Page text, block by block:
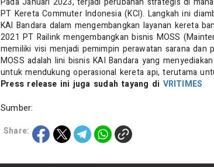
PT Kereta Commuter Indonesia (KCI). Langkah ini
KAI Bandara dalam mengembangkan layanan kereta
2021 PT Railink mengembangkan bisnis MOSS
memiliki visi menjadi pemimpin perawatan sarana dan
MOSS adalah lini bisnis KAI Bandara yang
untuk mendukung operasional kereta api, terutama
Press release ini juga sudah tayang di VRITIMES
Sumber:
Share: